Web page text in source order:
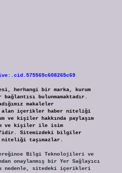
herhangi bir marka, kurum
bulunmamaktadır.
makaleler
alan içerikler haber niteliği
ve kişiler hakkında paylaşım
ve kişiler ile isim
Sitemizdeki bilgiler
taşımazlar.
Bilgi Teknolojileri ve
onaylanmış bir Yer Sağlayıcı
nedenle, sitedeki içerikleri